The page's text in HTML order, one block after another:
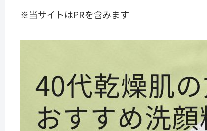
※当サイトはPRを含みます